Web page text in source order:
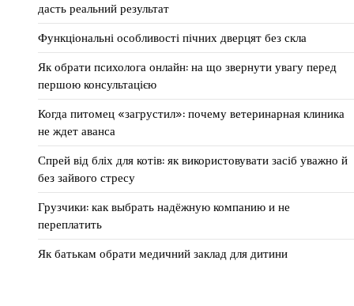
дасть реальний результат
Функціональні особливості пічних дверцят без скла
Як обрати психолога онлайн: на що звернути увагу перед
першою консультацією
Когда питомец «загрустил»: почему ветеринарная клиника
не ждет аванса
Спрей від бліх для котів: як використовувати засіб уважно й
без зайвого стресу
Грузчики: как выбрать надёжную компанию и не
переплатить
Як батькам обрати медичний заклад для дитини